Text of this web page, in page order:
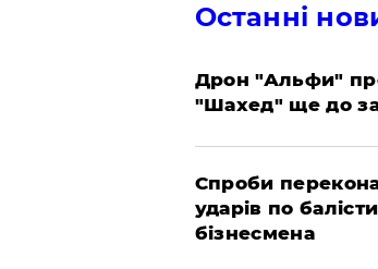
Останні
​Дрон "Альфи"
"Шахед" ще до
​Спроби
ударів по
бізнесмена